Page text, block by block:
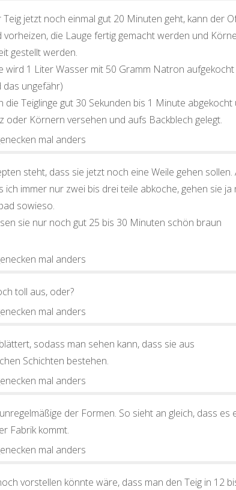
jetzt noch einmal gut 20 Minuten geht, kann der
vorheizen, die Lauge fertig gemacht werden und
gestellt werden.
wird 1 Liter Wasser mit 50 Gramm Natron
das ungefähr)
die Teiglinge gut 30 Sekunden bis 1 Minute abgekocht
oder Körnern versehen und aufs Backblech gelegt.
steht, dass sie jetzt noch eine Weile gehen sollen.
ich immer nur zwei bis drei teile abkoche, gehen sie ja
sowieso.
sie nur noch gut 25 bis 30 Minuten schön braun
toll aus, oder?
sodass man sehen kann, dass sie aus
Schichten bestehen.
der Formen. So sieht an gleich, dass es
Fabrik kommt.
vorstellen könnte wäre, dass man den Teig in 12